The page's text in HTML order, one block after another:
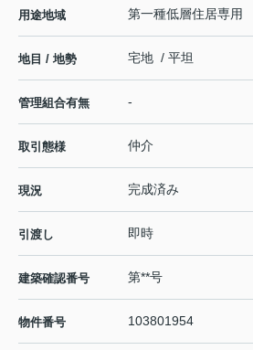
用途地域 第一種低層住居専用
地目 / 地勢 宅地 / 平坦
管理組合有無 -
取引態様 仲介
現況 完成済み
引渡し 即時
建築確認番号 第**号
物件番号 103801954